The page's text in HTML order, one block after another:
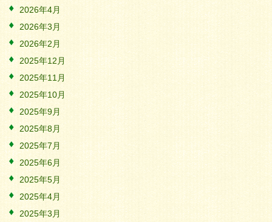
2026年4月
2026年3月
2026年2月
2025年12月
2025年11月
2025年10月
2025年9月
2025年8月
2025年7月
2025年6月
2025年5月
2025年4月
2025年3月